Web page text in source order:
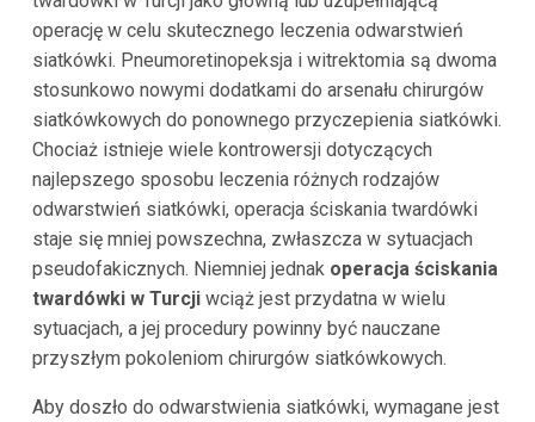
operację w celu skutecznego leczenia odwarstwień
siatkówki. Pneumoretinopeksja i witrektomia są dwoma
stosunkowo nowymi dodatkami do arsenału chirurgów
siatkówkowych do ponownego przyczepienia siatkówki.
Chociaż istnieje wiele kontrowersji dotyczących
najlepszego sposobu leczenia różnych rodzajów
odwarstwień siatkówki, operacja ściskania twardówki
staje się mniej powszechna, zwłaszcza w sytuacjach
pseudofakicznych. Niemniej jednak operacja ściskania
twardówki w Turcjiwciąż jest przydatna w wielu
sytuacjach, a jej procedury powinny być nauczane
przyszłym pokoleniom chirurgów siatkówkowych.
Aby doszło do odwarstwienia siatkówki, wymagane jest